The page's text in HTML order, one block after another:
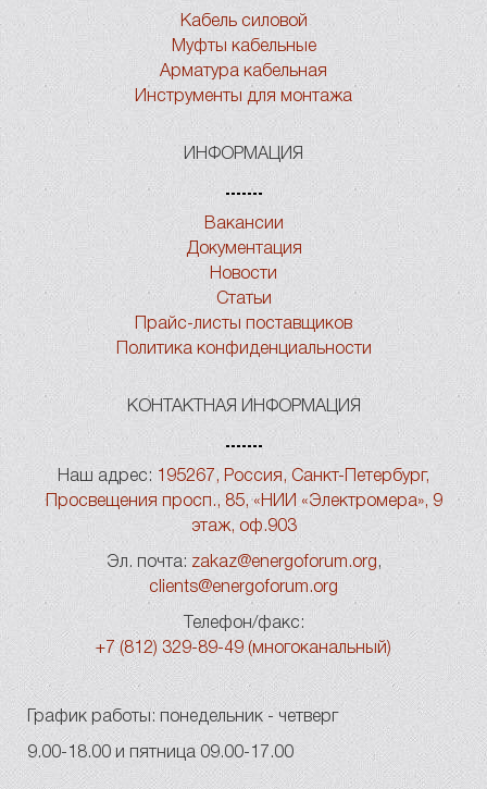
Кабель силовой
Муфты кабельные
Арматура кабельная
Инструменты для монтажа
ИНФОРМАЦИЯ
Вакансии
Документация
Новости
Статьи
Прайс-листы поставщиков
Политика конфиденциальности
КОНТАКТНАЯ ИНФОРМАЦИЯ
Наш адрес: 195267, Россия, Санкт-Петербург,
Просвещения просп., 85, «НИИ «Электромера», 9
этаж, оф.903
Эл. почта: zakaz@energoforum.org ,
clients@energoforum.org
Телефон/факс:
+7 (812) 329-89-49 (многоканальный)
График работы: понедельник - четверг
9.00-18.00 и пятница 09.00-17.00